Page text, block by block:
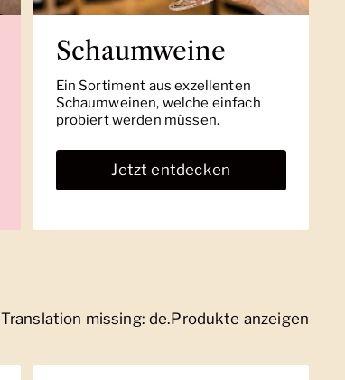
Schaumweine
Ein Sortiment aus exzellenten
Schaumweinen, welche einfach
probiert werden müssen.
Jetzt entdecken
Translation missing: de.Produkte anzeigen